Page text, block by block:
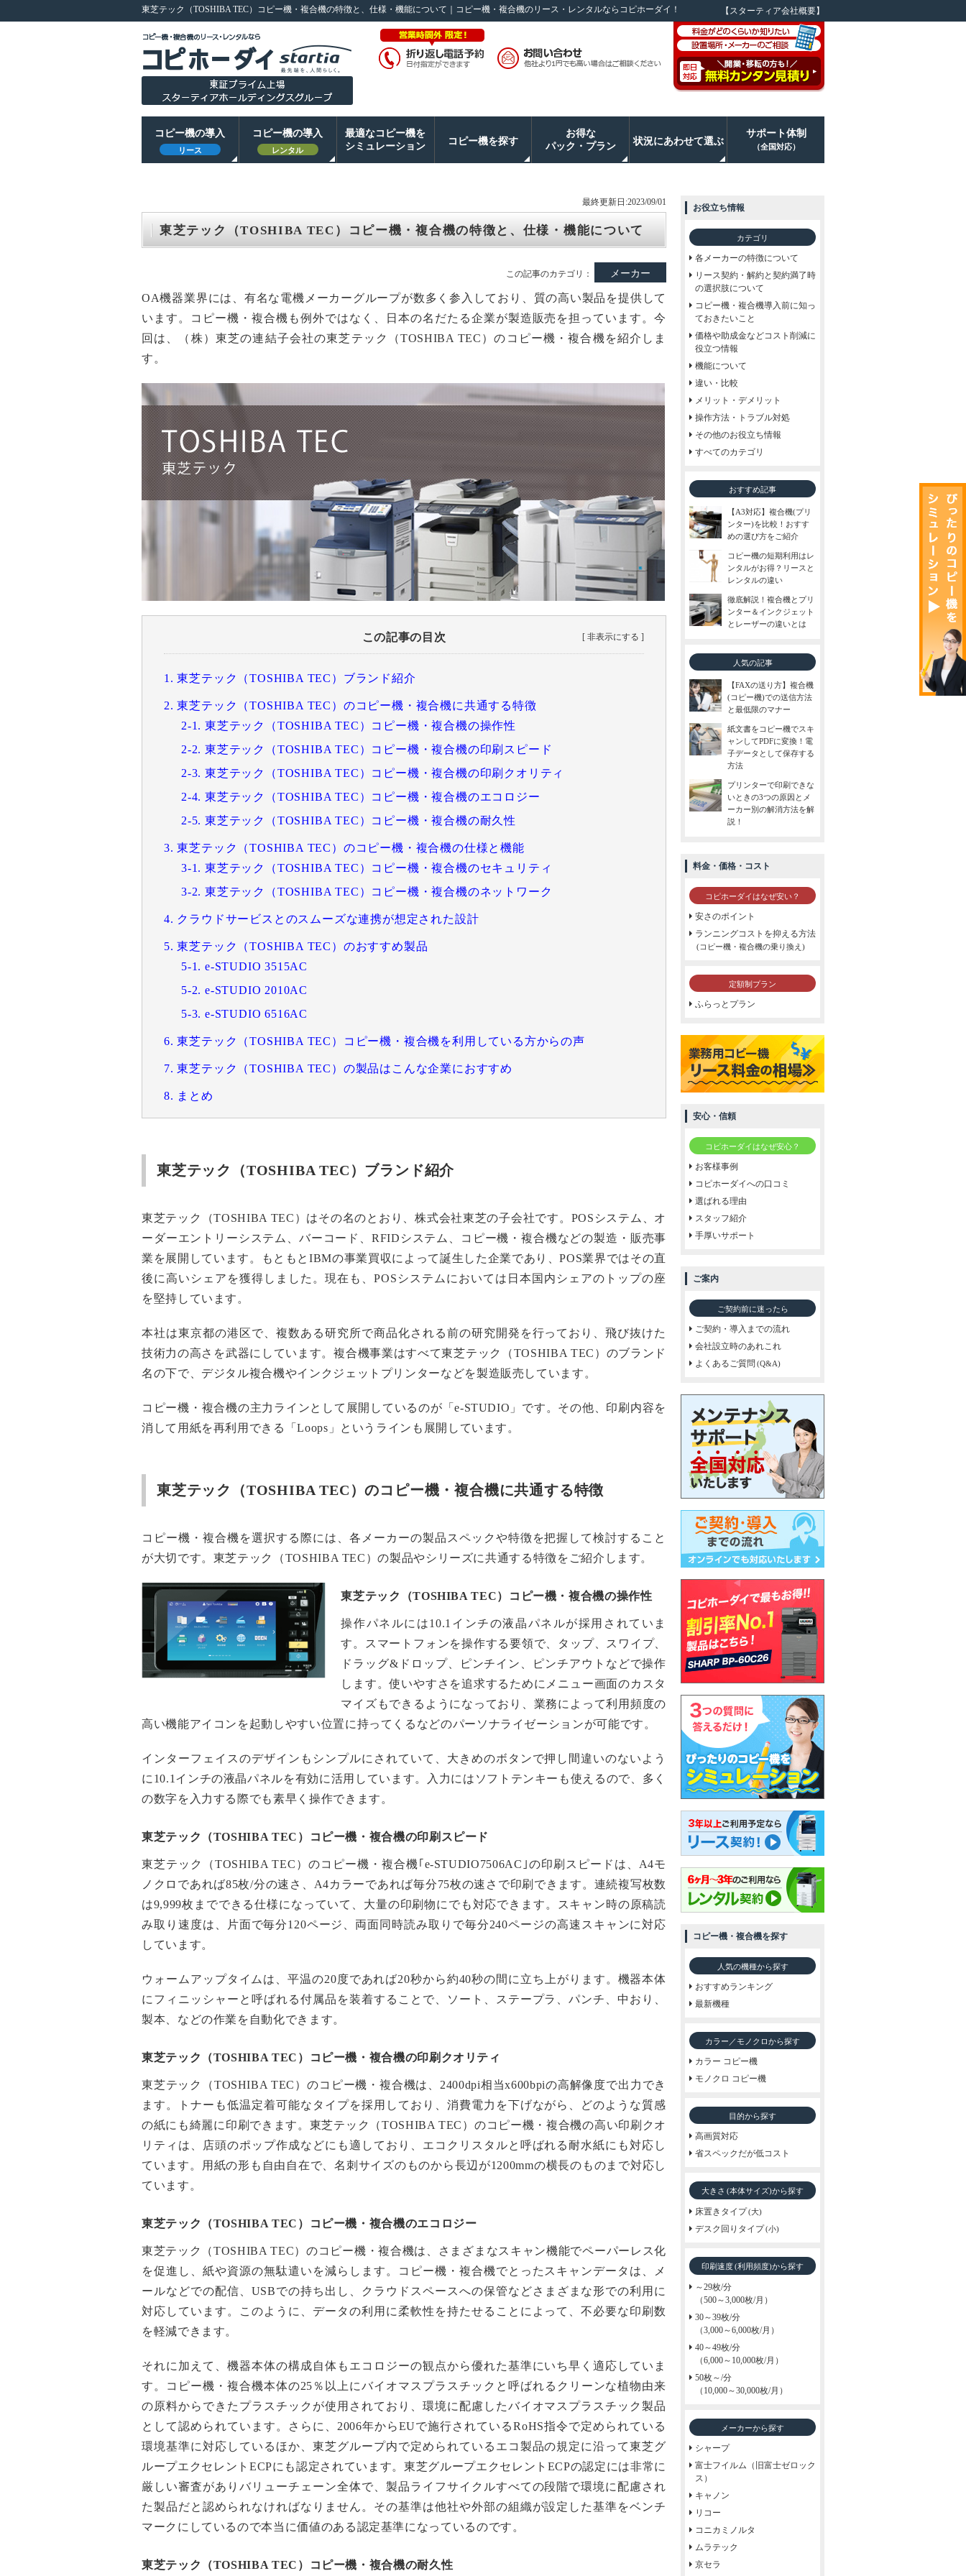
東芝テック（TOSHIBA TEC）コピー機・複合機の特徴と、仕様・機能について｜コピー機・複合機のリース・レンタルならコピホーダイ！ 【スターティア会社概要】
コピー機の導入
リース
コピー機の導入
レンタル
最適なコピー機を
シミュレーション
コピー機を探す
お得な
パック・プラン
状況にあわせて選ぶ
サポート体制
（全国対応）
最終更新日:2023/09/01
東芝テック（TOSHIBA TEC）コピー機・複合機の特徴と、仕様・機能について
この記事のカテゴリ： メーカー
OA機器業界には、有名な電機メーカーグループが数多く参入しており、質の高い製品を提供して
います。コピー機・複合機も例外ではなく、日本の名だたる企業が製造販売を担っています。今
回は、（株）東芝の連結子会社の東芝テック（TOSHIBA TEC）のコピー機・複合機を紹介しま
す。
この記事の目次
1. 東芝テック（TOSHIBA TEC）ブランド紹介
2. 東芝テック（TOSHIBA TEC）のコピー機・複合機に共通する特徴
2-1. 東芝テック（TOSHIBA TEC）コピー機・複合機の操作性
2-2. 東芝テック（TOSHIBA TEC）コピー機・複合機の印刷スピード
2-3. 東芝テック（TOSHIBA TEC）コピー機・複合機の印刷クオリティ
2-4. 東芝テック（TOSHIBA TEC）コピー機・複合機のエコロジー
2-5. 東芝テック（TOSHIBA TEC）コピー機・複合機の耐久性
3. 東芝テック（TOSHIBA TEC）のコピー機・複合機の仕様と機能
3-1. 東芝テック（TOSHIBA TEC）コピー機・複合機のセキュリティ
3-2. 東芝テック（TOSHIBA TEC）コピー機・複合機のネットワーク
4. クラウドサービスとのスムーズな連携が想定された設計
5. 東芝テック（TOSHIBA TEC）のおすすめ製品
5-1. e-STUDIO 3515AC
5-2. e-STUDIO 2010AC
5-3. e-STUDIO 6516AC
6. 東芝テック（TOSHIBA TEC）コピー機・複合機を利用している方からの声
7. 東芝テック（TOSHIBA TEC）の製品はこんな企業におすすめ
8. まとめ
東芝テック（TOSHIBA TEC）ブランド紹介
東芝テック（TOSHIBA TEC）はその名のとおり、株式会社東芝の子会社です。POSシステム、オ
ーダーエントリーシステム、バーコード、RFIDシステム、コピー機・複合機などの製造・販売事
業を展開しています。もともとIBMの事業買収によって誕生した企業であり、POS業界ではその直
後に高いシェアを獲得しました。現在も、POSシステムにおいては日本国内シェアのトップの座
を堅持しています。
本社は東京都の港区で、複数ある研究所で商品化される前の研究開発を行っており、飛び抜けた
技術力の高さを武器にしています。複合機事業はすべて東芝テック（TOSHIBA TEC）のブランド
名の下で、デジタル複合機やインクジェットプリンターなどを製造販売しています。
コピー機・複合機の主力ラインとして展開しているのが「e-STUDIO」です。その他、印刷内容を
消して用紙を再利用できる「Loops」というラインも展開しています。
東芝テック（TOSHIBA TEC）のコピー機・複合機に共通する特徴
コピー機・複合機を選択する際には、各メーカーの製品スペックや特徴を把握して検討すること
が大切です。東芝テック（TOSHIBA TEC）の製品やシリーズに共通する特徴をご紹介します。
東芝テック（TOSHIBA TEC）コピー機・複合機の操作性
操作パネルには10.1インチの液晶パネルが採用されていま
す。スマートフォンを操作する要領で、タップ、スワイプ、
ドラッグ&ドロップ、ピンチイン、ピンチアウトなどで操作
します。使いやすさを追求するためにメニュー画面のカスタ
マイズもできるようになっており、業務によって利用頻度の
高い機能アイコンを起動しやすい位置に持ってくるなどのパーソナライゼーションが可能です。
インターフェイスのデザインもシンプルにされていて、大きめのボタンで押し間違いのないよう
に10.1インチの液晶パネルを有効に活用しています。入力にはソフトテンキーも使えるので、多く
の数字を入力する際でも素早く操作できます。
東芝テック（TOSHIBA TEC）コピー機・複合機の印刷スピード
東芝テック（TOSHIBA TEC）のコピー機・複合機｢e-STUDIO7506AC｣の印刷スピードは、A4モ
ノクロであれば85枚/分の速さ、A4カラーであれば毎分75枚の速さで印刷できます。連続複写枚数
は9,999枚までできる仕様になっていて、大量の印刷物にでも対応できます。スキャン時の原稿読
み取り速度は、片面で毎分120ページ、両面同時読み取りで毎分240ページの高速スキャンに対応
しています。
ウォームアップタイムは、平温の20度であれば20秒から約40秒の間に立ち上がります。機器本体
にフィニッシャーと呼ばれる付属品を装着することで、ソート、ステープラ、パンチ、中おり、
製本、などの作業を自動化できます。
東芝テック（TOSHIBA TEC）コピー機・複合機の印刷クオリティ
東芝テック（TOSHIBA TEC）のコピー機・複合機は、2400dpi相当x600bpiの高解像度で出力でき
ます。トナーも低温定着可能なタイプを採用しており、消費電力を下げながら、どのような質感
の紙にも綺麗に印刷できます。東芝テック（TOSHIBA TEC）のコピー機・複合機の高い印刷クオ
リティは、店頭のポップ作成などにも適しており、エコクリスタルと呼ばれる耐水紙にも対応し
ています。用紙の形も自由自在で、名刺サイズのものから長辺が1200mmの横長のものまで対応し
ています。
東芝テック（TOSHIBA TEC）コピー機・複合機のエコロジー
東芝テック（TOSHIBA TEC）のコピー機・複合機は、さまざまなスキャン機能でペーパーレス化
を促進し、紙や資源の無駄遣いを減らします。コピー機・複合機でとったスキャンデータは、メ
ールなどでの配信、USBでの持ち出し、クラウドスペースへの保管などさまざまな形での利用に
対応しています。このように、データの利用に柔軟性を持たせることによって、不必要な印刷数
を軽減できます。
それに加えて、機器本体の構成自体もエコロジーの観点から優れた基準にいち早く適応していま
す。コピー機・複合機本体の25％以上にバイオマスプラスチックと呼ばれるクリーンな植物由来
の原料からできたプラスチックが使用されており、環境に配慮したバイオマスプラスチック製品
として認められています。さらに、2006年からEUで施行されているRoHS指令で定められている
環境基準に対応しているほか、東芝グループ内で定められているエコ製品の規定に沿って東芝グ
ループエクセレントECPにも認定されています。東芝グループエクセレントECPの認定には非常に
厳しい審査がありバリューチェーン全体で、製品ライフサイクルすべての段階で環境に配慮され
た製品だと認められなければなりません。その基準は他社や外部の組織が設定した基準をベンチ
マークにしているので本当に価値のある認定基準になっているのです。
東芝テック（TOSHIBA TEC）コピー機・複合機の耐久性
お役立ち情報
カテゴリ
各メーカーの特徴について
リース契約・解約と契約満了時
の選択肢について
コピー機・複合機導入前に知っ
ておきたいこと
価格や助成金などコスト削減に
役立つ情報
機能について
違い・比較
メリット・デメリット
操作方法・トラブル対処
その他のお役立ち情報
すべてのカテゴリ
おすすめ記事
【A3対応】複合機(プリ
ンター)を比較！おすす
めの選び方をご紹介
コピー機の短期利用はレ
ンタルがお得？リースと
レンタルの違い
徹底解説！複合機とプリ
ンター＆インクジェット
とレーザーの違いとは
人気の記事
【FAXの送り方】複合機
(コピー機)での送信方法
と最低限のマナー
紙文書をコピー機でスキ
ャンしてPDFに変換！電
子データとして保存する
方法
プリンターで印刷できな
いときの3つの原因とメ
ーカー別の解消方法を解
説！
料金・価格・コスト
コピホーダイはなぜ安い？
安さのポイント
ランニングコストを抑える方法
(コピー機・複合機の乗り換え)
定額制プラン
ふらっとプラン
安心・信頼
コピホーダイはなぜ安心？
お客様事例
コピホーダイへの口コミ
選ばれる理由
スタッフ紹介
手厚いサポート
ご案内
ご契約前に迷ったら
ご契約・導入までの流れ
会社設立時のあれこれ
よくあるご質問 (Q&A)
コピー機・複合機を探す
人気の機種から探す
おすすめランキング
最新機種
カラー／モノクロから探す
カラー コピー機
モノクロ コピー機
目的から探す
高画質対応
省スペックだが低コスト
大きさ (本体サイズ)から探す
床置きタイプ (大)
デスク回りタイプ (小)
印刷速度(利用頻度)から探す
～29枚/分
（500～3,000枚/月）
30～39枚/分
（3,000～6,000枚/月）
40～49枚/分
（6,000～10,000枚/月）
50枚～/分
（10,000～30,000枚/月）
メーカーから探す
シャープ
富士フイルム（旧富士ゼロック
ス）
キャノン
リコー
コニカミノルタ
ムラテック
京セラ